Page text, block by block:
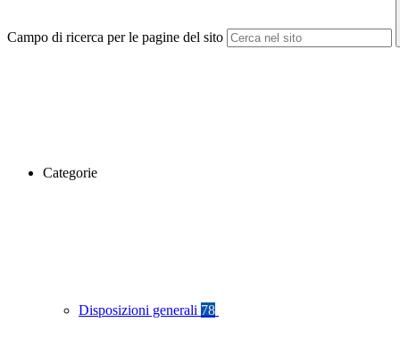
Campo di ricerca per le pagine del sito
Categorie
Disposizioni generali 78